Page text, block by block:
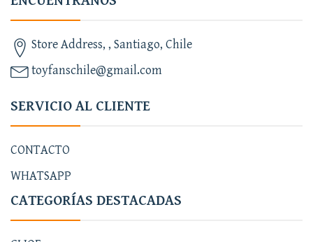
Store Address, , Santiago, Chile
toyfanschile@gmail.com
SERVICIO AL CLIENTE
CONTACTO
WHATSAPP
CATEGORÍAS DESTACADAS